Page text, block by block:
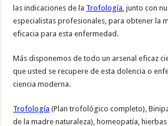
las indicaciones de la Trofología , junto con
especialistas profesionales, para obtener la
eficacia para esta enfermedad.
Más disponemos de todo un arsenal eficaz
que usted se recupere de esta dolencia o
ciencia moderna.
Trofología (Plan trofológico completo),
de la madre naturaleza), homeopatía,